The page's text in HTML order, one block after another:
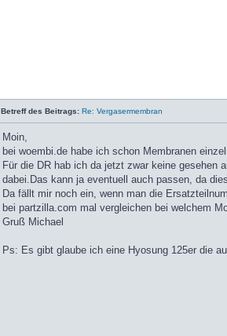
Betreff des Beitrags: Re: Vergasermembran
Moin,
bei woembi.de habe ich schon Membranen
Für die DR hab ich da jetzt zwar keine gesehen
dabei.Das kann ja eventuell auch passen, da
Da fällt mir noch ein, wenn man die
bei partzilla.com mal vergleichen bei welchem
Gruß Michael
Ps: Es gibt glaube ich eine Hyosung 125er die